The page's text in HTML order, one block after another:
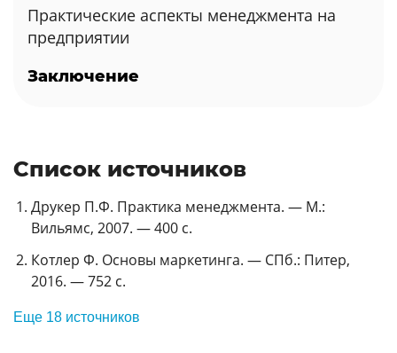
Практические аспекты менеджмента на
предприятии
Заключение
Список источников
Друкер П.Ф. Практика менеджмента. — М.:
Вильямс, 2007. — 400 с.
Котлер Ф. Основы маркетинга. — СПб.: Питер,
2016. — 752 с.
Еще 18 источников